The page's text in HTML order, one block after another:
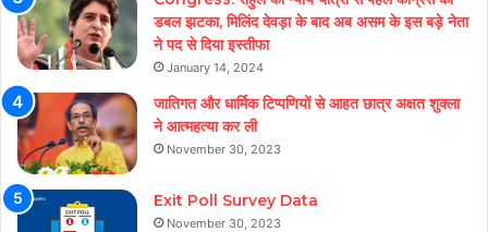
डबल झटका, मिलिंद देवड़ा के बाद अब असम के इस बड़े नेता
ने पद से दिया इस्तीफा
January 14, 2024
जातिगत और धार्मिक टिप्पणियों से आहत छात्र अक्षत शुक्ला
ने आत्महत्या कर ली
November 30, 2023
Exit Poll Survey Data
November 30, 2023